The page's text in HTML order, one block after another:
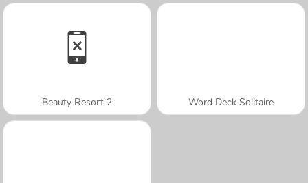
Beauty Resort 2 Word Deck Solitaire